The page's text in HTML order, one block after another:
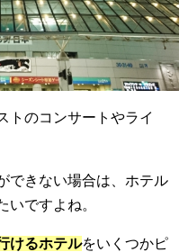
トのコンサートやライ
できない場合は、ホテル
いですよね。
けるホテルをいくつかピ